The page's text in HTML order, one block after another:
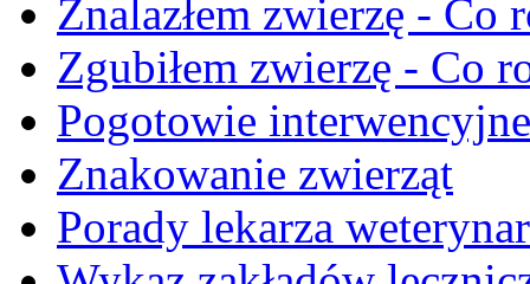
Znalazłem zwierzę - Co
Zgubiłem zwierzę - Co
Pogotowie interwencyjne
Znakowanie zwierząt
Porady lekarza